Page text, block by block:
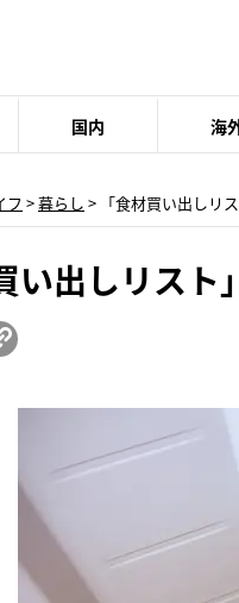
国内 海
フ >暮らし > 「食材買い出しリ
い出しリス